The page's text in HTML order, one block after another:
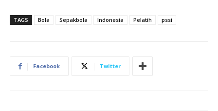
TAGS Bola Sepakbola Indonesia Pelatih pssi
Facebook Twitter